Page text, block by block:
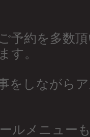
予約を多数
す。
をしながら
ルメニュー